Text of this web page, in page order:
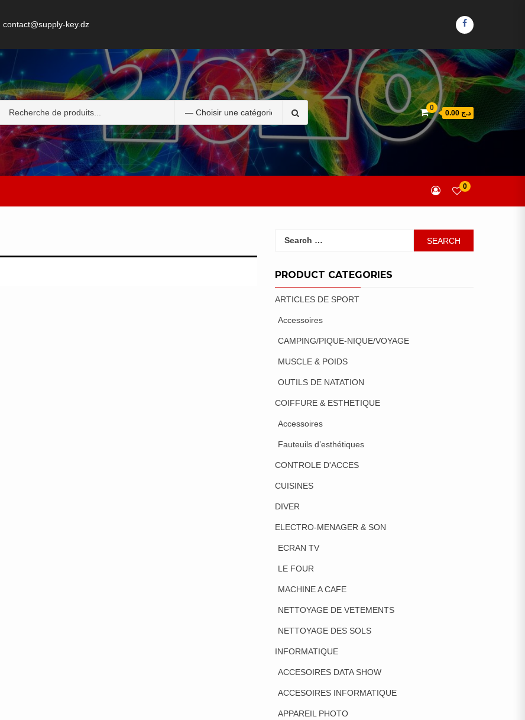
contact@supply-key.dz
FACEBOOK
for:
0
د.ج 0.00
0
PRODUCT CATEGORIES
ARTICLES DE SPORT
Accessoires
CAMPING/PIQUE-NIQUE/VOYAGE
MUSCLE & POIDS
OUTILS DE NATATION
COIFFURE & ESTHETIQUE
Accessoires
Fauteuils d’esthétiques
CONTROLE D'ACCES
CUISINES
DIVER
ELECTRO-MENAGER & SON
ECRAN TV
LE FOUR
MACHINE A CAFE
NETTOYAGE DE VETEMENTS
NETTOYAGE DES SOLS
INFORMATIQUE
ACCESOIRES DATA SHOW
ACCESOIRES INFORMATIQUE
APPAREIL PHOTO